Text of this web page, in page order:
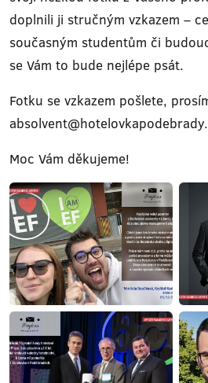
doplnili ji stručným vzkazem –
současným studentům či
se Vám to bude nejlépe psát.
Fotku se vzkazem pošlete,
Moc Vám děkujeme!